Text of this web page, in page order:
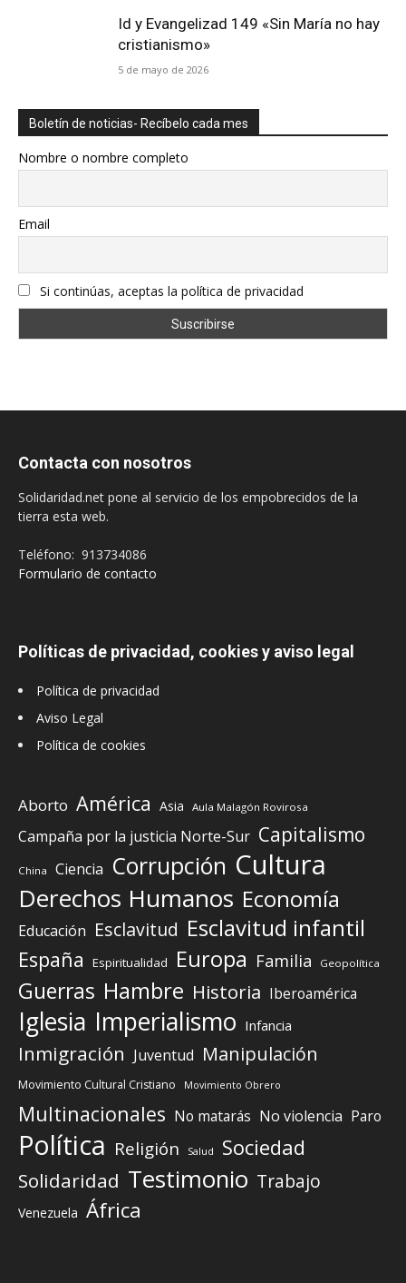
Id y Evangelizad 149 «Sin María no hay
cristianismo»
5 de mayo de 2026
Boletín de noticias- Recíbelo cada mes
Nombre o nombre completo
Email
Si continúas, aceptas la política de privacidad
Contacta con nosotros
Solidaridad.net pone al servicio de los empobrecidos de la
tierra esta web.
Teléfono: 913734086
Formulario de contacto
Políticas de privacidad, cookies y aviso legal
Política de privacidad
Aviso Legal
Política de cookies
Aborto América Asia Aula Malagón Rovirosa
Campaña por la justicia Norte-Sur Capitalismo
China Ciencia Corrupción Cultura
Derechos Humanos Economía
Educación Esclavitud Esclavitud infantil
España Espiritualidad Europa Familia Geopolítica
Guerras Hambre Historia Iberoamérica
Iglesia Imperialismo Infancia
Inmigración Juventud Manipulación
Movimiento Cultural Cristiano Movimiento Obrero
Multinacionales No matarás No violencia Paro
Política Religión Salud Sociedad
Solidaridad Testimonio Trabajo
Venezuela África